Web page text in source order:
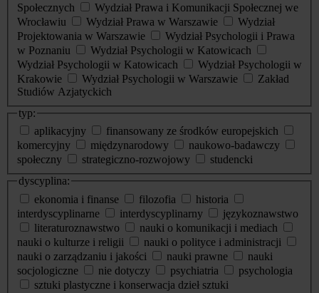
Społecznych
Wydział Prawa i Komunikacji Społecznej we
Wrocławiu
Wydział Prawa w Warszawie
Wydział
Projektowania w Warszawie
Wydział Psychologii i Prawa
w Poznaniu
Wydział Psychologii w Katowicach
Wydział Psychologii w Katowicach
Wydział Psychologii w
Krakowie
Wydział Psychologii w Warszawie
Zakład
Studiów Azjatyckich
typ:
aplikacyjny
finansowany ze środków europejskich
komercyjny
międzynarodowy
naukowo-badawczy
społeczny
strategiczno-rozwojowy
studencki
dyscyplina:
ekonomia i finanse
filozofia
historia
interdyscyplinarne
interdyscyplinarny
językoznawstwo
literaturoznawstwo
nauki o komunikacji i mediach
nauki o kulturze i religii
nauki o polityce i administracji
nauki o zarządzaniu i jakości
nauki prawne
nauki
socjologiczne
nie dotyczy psychiatria
psychologia
sztuki plastyczne i konserwacja dzieł sztuki